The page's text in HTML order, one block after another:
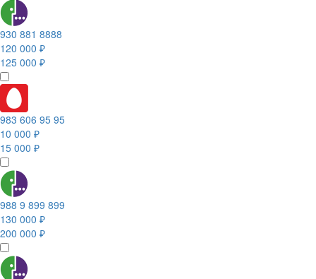
930 881 8888
120 000 ₽
125 000 ₽
983 606 95 95
10 000 ₽
15 000 ₽
988 9 899 899
130 000 ₽
200 000 ₽